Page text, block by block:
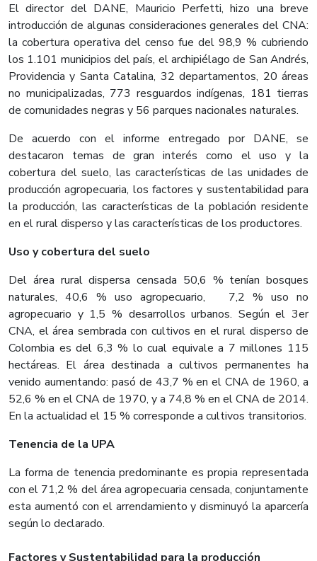
El director del DANE, Mauricio Perfetti, hizo una breve
introducción de algunas consideraciones generales del CNA:
la cobertura operativa del censo fue del 98,9 % cubriendo
los 1.101 municipios del país, el archipiélago de San Andrés,
Providencia y Santa Catalina, 32 departamentos, 20 áreas
no municipalizadas, 773 resguardos indígenas, 181 tierras
de comunidades negras y 56 parques nacionales naturales.
De acuerdo con el informe entregado por DANE, se
destacaron temas de gran interés como el uso y la
cobertura del suelo, las características de las unidades de
producción agropecuaria, los factores y sustentabilidad para
la producción, las características de la población residente
en el rural disperso y las características de los productores.
Uso y cobertura del suelo
Del área rural dispersa censada 50,6 % tenían bosques
naturales, 40,6 % uso agropecuario, 7,2 % uso no
agropecuario y 1,5 % desarrollos urbanos. Según el 3er
CNA, el área sembrada con cultivos en el rural disperso de
Colombia es del 6,3 % lo cual equivale a 7 millones 115
hectáreas. El área destinada a cultivos permanentes ha
venido aumentando: pasó de 43,7 % en el CNA de 1960, a
52,6 % en el CNA de 1970, y a 74,8 % en el CNA de 2014.
En la actualidad el 15 % corresponde a cultivos transitorios.
Tenencia de la UPA
La forma de tenencia predominante es propia representada
con el 71,2 % del área agropecuaria censada, conjuntamente
esta aumentó con el arrendamiento y disminuyó la aparcería
según lo declarado.
Factores y Sustentabilidad para la producción